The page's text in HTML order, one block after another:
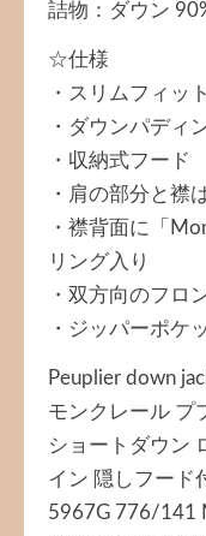
詰物：ダウン
☆仕様
・スリムフィット
・ダウンパディ
・収納式フード
・肩の部分と襟
・襟背面に「
リング入り
・双方向のフロ
・ジッパーポケ
Peuplier down
モンクレール プ
ショートダウン
イン 隠しフード
5967G 776/141